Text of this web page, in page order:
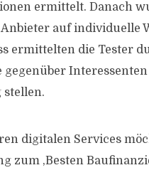
ermittelt. Danach
auf individuelle
ermittelten die Tester
stellen.
digitalen Services
zum ,Besten